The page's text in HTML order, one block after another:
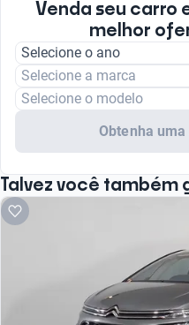
Venda seu carro
melhor
Selecione o ano
Selecione a marca
Selecione o modelo
Obtenha
Talvez você também